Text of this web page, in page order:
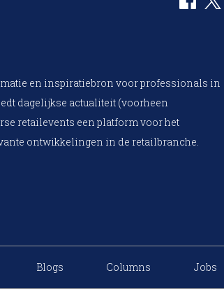
en inspiratiebron voor professionals in
dagelijkse actualiteit (voorheen
retailevents een platform voor het
ontwikkelingen in de retailbranche.
Blogs Columns Jobs